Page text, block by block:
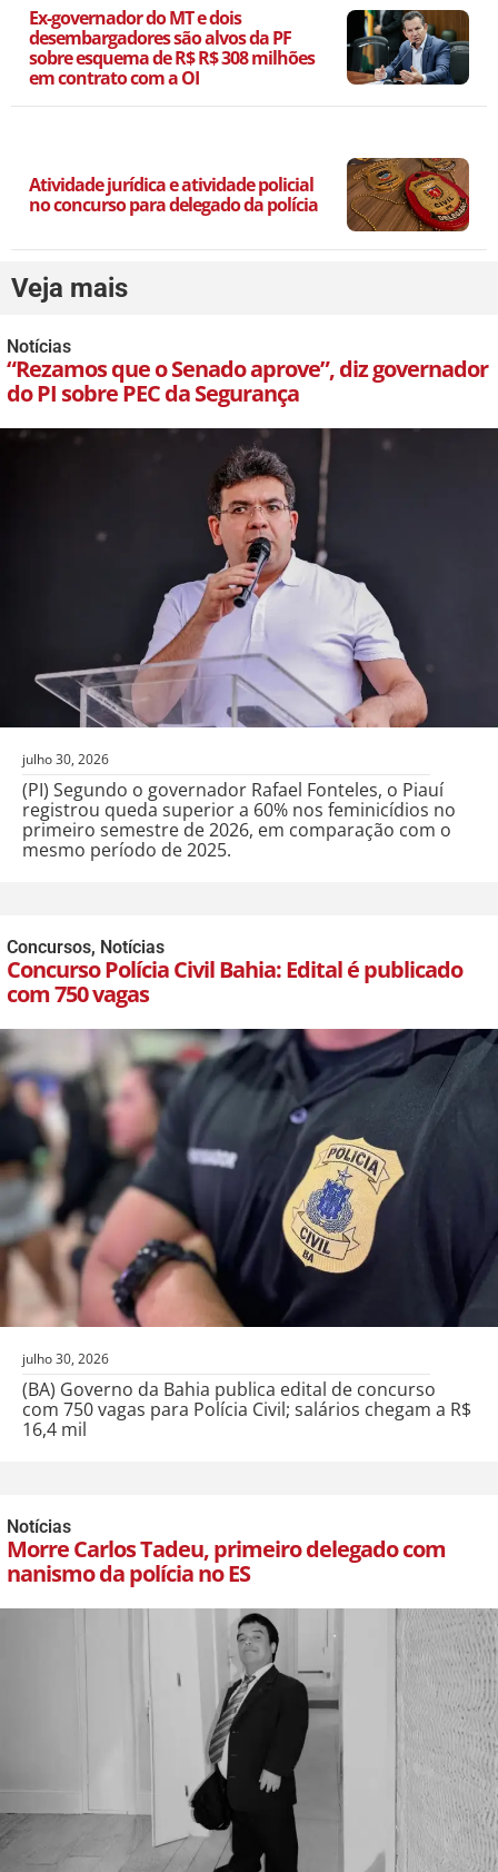
Ex-governador do MT e dois
desembargadores são alvos da PF
sobre esquema de R$ R$ 308 milhões
em contrato com a OI
Atividade jurídica e atividade policial
no concurso para delegado da polícia
Veja mais
Notícias
“Rezamos que o Senado aprove”, diz governador
do PI sobre PEC da Segurança
julho 30, 2026
(PI) Segundo o governador Rafael Fonteles, o Piauí
registrou queda superior a 60% nos feminicídios no
primeiro semestre de 2026, em comparação com o
mesmo período de 2025.
Concursos, Notícias
Concurso Polícia Civil Bahia: Edital é publicado
com 750 vagas
julho 30, 2026
(BA) Governo da Bahia publica edital de concurso
com 750 vagas para Polícia Civil; salários chegam a R$
16,4 mil
Notícias
Morre Carlos Tadeu, primeiro delegado com
nanismo da polícia no ES